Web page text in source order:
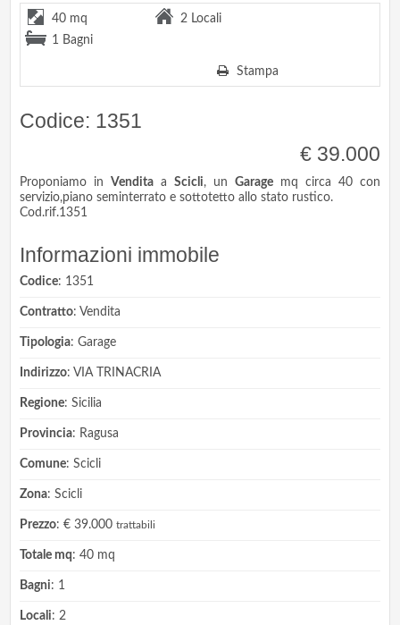
40 mq
2 Locali
1 Bagni
Stampa
Codice: 1351
€ 39.000
Proponiamo inVendita aScicli, un Garagemq circa 40 con
servizio,piano seminterrato e sottotetto allo stato rustico.
Cod.rif.1351
Informazioni immobile
Codice: 1351
Contratto: Vendita
Tipologia: Garage
Indirizzo: VIA TRINACRIA
Regione: Sicilia
Provincia: Ragusa
Comune: Scicli
Zona: Scicli
Prezzo: € 39.000trattabili
Totale mq: 40 mq
Bagni: 1
Locali: 2